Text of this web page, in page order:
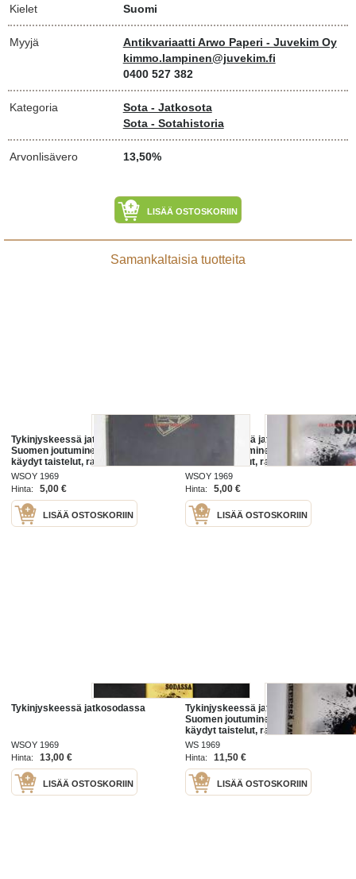
Kielet Suomi
Myyjä
Antikvariaatti Arwo Paperi - Juvekim Oy
kimmo.lampinen@juvekim.fi
0400 527 382
Kategoria
Sota - Jatkosota
Sota - Sotahistoria
Arvonlisävero 13,50%
LISÄÄ OSTOSKORIIN
Samankaltaisia tuotteita
Tykinjyskeessä jatkosodassa.
Suomen joutuminen jatkosotaan,
käydyt taistelut, rauha, vaaran
vuodet ja nykypäivä tykkimiehen
näkökulmasta
WSOY 1969
Hinta:
5,00 €
LISÄÄ OSTOSKORIIN
Tykinjyskeessä jatkosodassa.
Suomen joutuminen jatkosotaan,
käydyt taistelut, rauha, vaaran
vuodet ja nykypäivä tykkimiehen
näkökulmasta
WSOY 1969
Hinta:
5,00 €
LISÄÄ OSTOSKORIIN
Tykinjyskeessä jatkosodassa
WSOY 1969
Hinta:
13,00 €
LISÄÄ OSTOSKORIIN
Tykinjyskeessä jatkosodassa :
Suomen joutuminen jatkosotaan,
käydyt taistelut, rauha, vaaran
vuodet ja nykypäivä tykkimiehen
näkökulmasta
WS 1969
Hinta:
11,50 €
LISÄÄ OSTOSKORIIN